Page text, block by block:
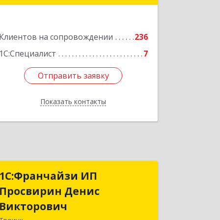
Клиентов на сопровождении
236
1С:Специалист
7
Отправить заявку
Показать контакты
Отправить заявку
Назад
1C:Франчайзи ИП
Просвирин Денис
Викторович
1C:Франчайзи ИП
Просвирин Денис